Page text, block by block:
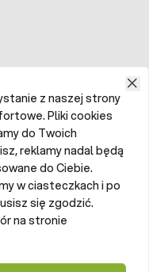
z naszej strony
Pliki cookies
do Twoich
reklamy nadal będą
do Ciebie.
w ciasteczkach i po
się zgodzić.
na stronie